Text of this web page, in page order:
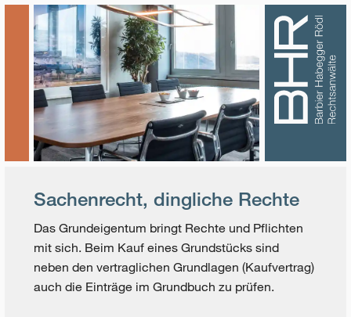
Sachenrecht, dingliche Rechte
Das Grundeigentum bringt Rechte und Pflichten
mit sich. Beim Kauf eines Grundstücks sind
neben den vertraglichen Grundlagen (Kaufvertrag)
auch die Einträge im Grundbuch zu prüfen.